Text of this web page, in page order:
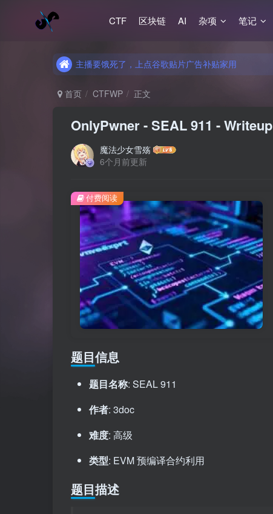
CTF 区块链 AI 杂项 笔记
主播要饿死了，上点谷歌贴片广告补贴家用
主播要饿死了，上点谷歌贴片广告补贴家用
首页 CTFWP 正文
OnlyPwner - SEAL 911 - Writeup
魔法少女雪殇
6个月前更新
付费阅读
题目信息
题目名称: SEAL 911
作者: 3doc
难度: 高级
类型: EVM 预编译合约利用
题目描述